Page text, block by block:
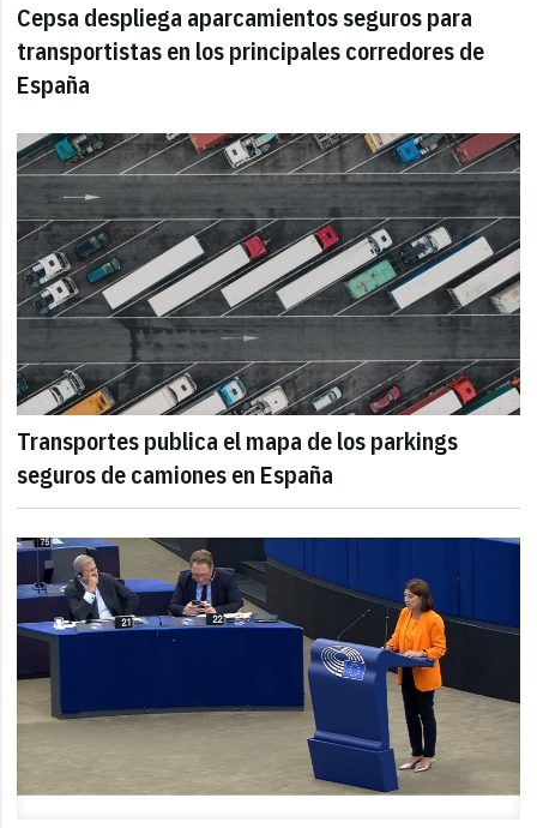
Cepsa despliega aparcamientos seguros para
transportistas en los principales corredores de
España
Transportes publica el mapa de los parkings
seguros de camiones en España